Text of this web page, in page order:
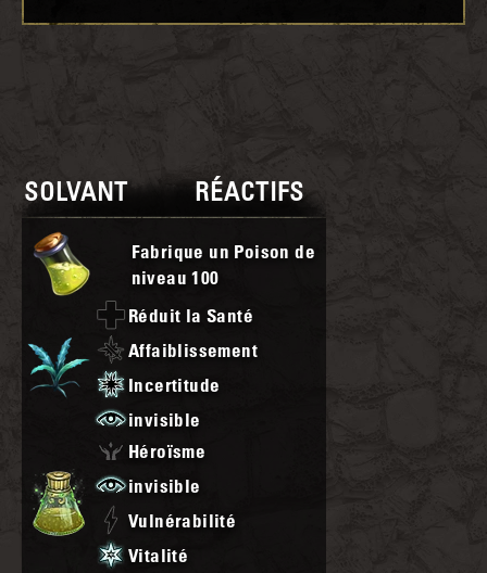
SOLVANT RÉACTIFS
Fabrique un Poison de
niveau100
Réduit la Santé
Affaiblissement
Incertitude
invisible
Héroïsme
invisible
Vulnérabilité
Vitalité